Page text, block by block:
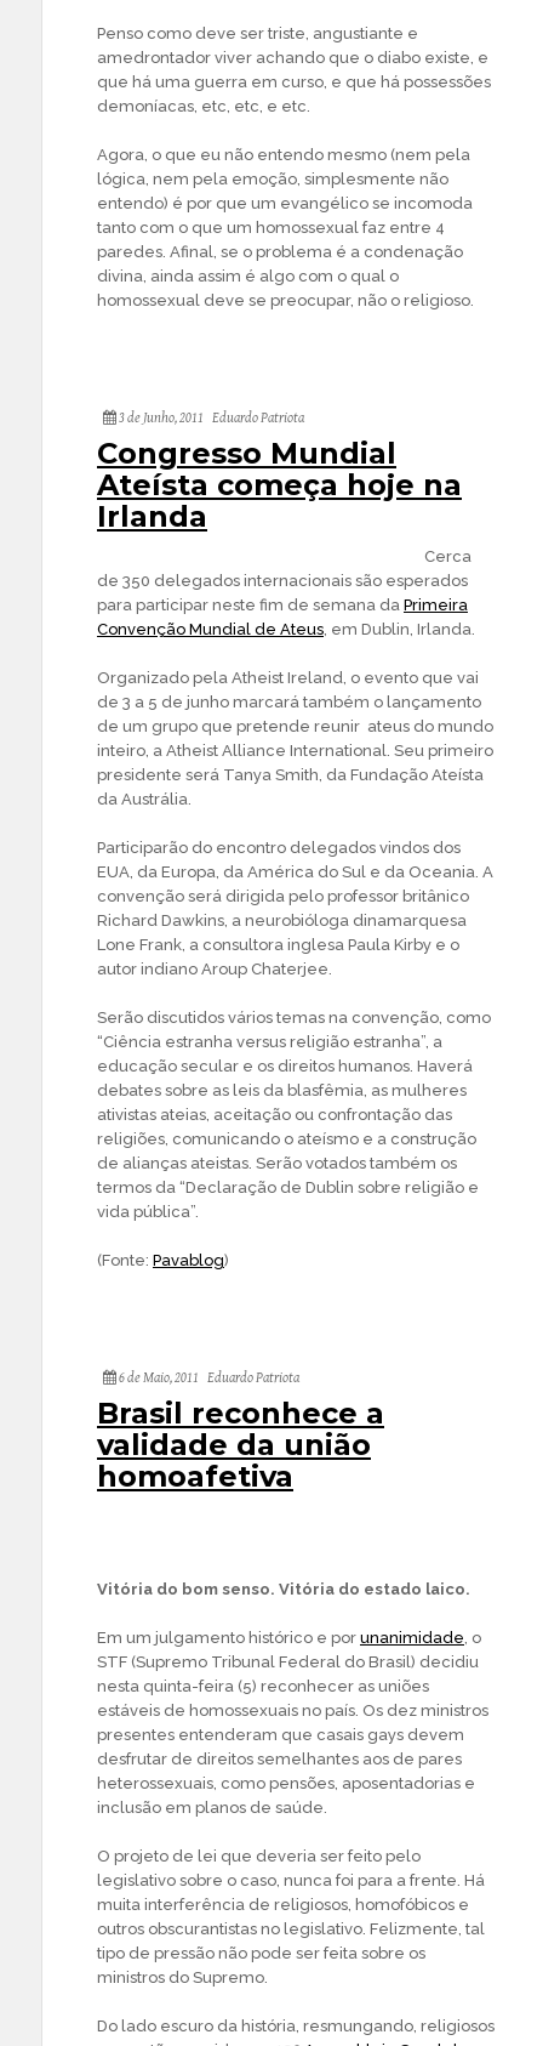
Penso como deve ser triste, angustiante e
amedrontador viver achando que o diabo existe, e
que há uma guerra em curso, e que há possessões
demoníacas, etc, etc, e etc.
Agora, o que eu não entendo mesmo (nem pela
lógica, nem pela emoção, simplesmente não
entendo) é por que um evangélico se incomoda
tanto com o que um homossexual faz entre 4
paredes. Afinal, se o problema é a condenação
divina, ainda assim é algo com o qual o
homossexual deve se preocupar, não o religioso.
3 de Junho, 2011 Eduardo Patriota
Congresso Mundial
Ateísta começa hoje na
Irlanda
Cerca
de 350 delegados internacionais são esperados
para participar neste fim de semana da Primeira
Convenção Mundial de Ateus, em Dublin, Irlanda.
Organizado pela Atheist Ireland, o evento que vai
de 3 a 5 de junho marcará também o lançamento
de um grupo que pretende reunir ateus do mundo
inteiro, a Atheist Alliance International. Seu primeiro
presidente será Tanya Smith, da Fundação Ateísta
da Austrália.
Participarão do encontro delegados vindos dos
EUA, da Europa, da América do Sul e da Oceania. A
convenção será dirigida pelo professor britânico
Richard Dawkins, a neurobióloga dinamarquesa
Lone Frank, a consultora inglesa Paula Kirby e o
autor indiano Aroup Chaterjee.
Serão discutidos vários temas na convenção, como
“Ciência estranha versus religião estranha”, a
educação secular e os direitos humanos. Haverá
debates sobre as leis da blasfêmia, as mulheres
ativistas ateias, aceitação ou confrontação das
religiões, comunicando o ateísmo e a construção
de alianças ateistas. Serão votados também os
termos da “Declaração de Dublin sobre religião e
vida pública”.
(Fonte: Pavablog)
6 de Maio, 2011 Eduardo Patriota
Brasil reconhece a
validade da união
homoafetiva
Vitória do bom senso. Vitória do estado laico.
Em um julgamento histórico e por unanimidade, o
STF (Supremo Tribunal Federal do Brasil) decidiu
nesta quinta-feira (5) reconhecer as uniões
estáveis de homossexuais no país. Os dez ministros
presentes entenderam que casais gays devem
desfrutar de direitos semelhantes aos de pares
heterossexuais, como pensões, aposentadorias e
inclusão em planos de saúde.
O projeto de lei que deveria ser feito pelo
legislativo sobre o caso, nunca foi para a frente. Há
muita interferência de religiosos, homofóbicos e
outros obscurantistas no legislativo. Felizmente, tal
tipo de pressão não pode ser feita sobre os
ministros do Supremo.
Do lado escuro da história, resmungando, religiosos